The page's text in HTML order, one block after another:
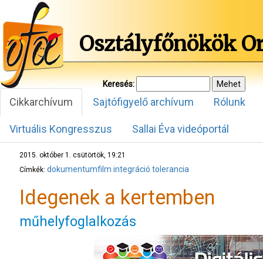
Osztályfőnökök
Keresés:
Cikkarchívum Sajtófigyelő archívum Rólunk
Virtuális Kongresszus Sallai Éva videóportál
2015. október 1. csütörtök, 19:21
Címkék: dokumentumfilm integráció tolerancia
Idegenek a kertemben
műhelyfoglalkozás